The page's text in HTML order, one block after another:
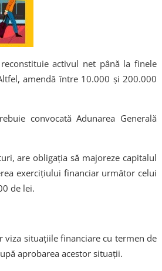
activul net până la finele
amendă între 10.000 și 200.000
convocată Adunarea Generală
are obligația să majoreze capitalul
exercițiului financiar următor celui
de lei.
situațiile financiare cu termen de
aprobarea acestor situații.